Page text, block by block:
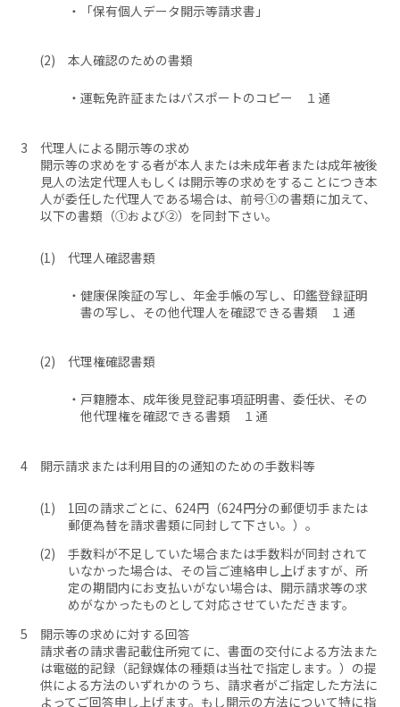
「保有個人データ開示等請求書」
本人確認のための書類
運転免許証またはパスポートのコピー １通
代理人による開示等の求め
開示等の求めをする者が本人または未成年者または成年被後
見人の法定代理人もしくは開示等の求めをすることにつき本
人が委任した代理人である場合は、前号①の書類に加えて、
以下の書類（①および②）を同封下さい。
代理人確認書類
健康保険証の写し、年金手帳の写し、印鑑登録証明
書の写し、その他代理人を確認できる書類 １通
代理権確認書類
戸籍謄本、成年後見登記事項証明書、委任状、その
他代理権を確認できる書類 １通
開示請求または利用目的の通知のための手数料等
1回の請求ごとに、624円（624円分の郵便切手または
郵便為替を請求書類に同封して下さい。）。
手数料が不足していた場合または手数料が同封されて
いなかった場合は、その旨ご連絡申し上げますが、所
定の期間内にお支払いがない場合は、開示請求等の求
めがなかったものとして対応させていただきます。
開示等の求めに対する回答
請求者の請求書記載住所宛てに、書面の交付による方法また
は電磁的記録（記録媒体の種類は当社で指定します。）の提
供による方法のいずれかのうち、請求者がご指定した方法に
よってご回答申し上げます。もし開示の方法について特に指